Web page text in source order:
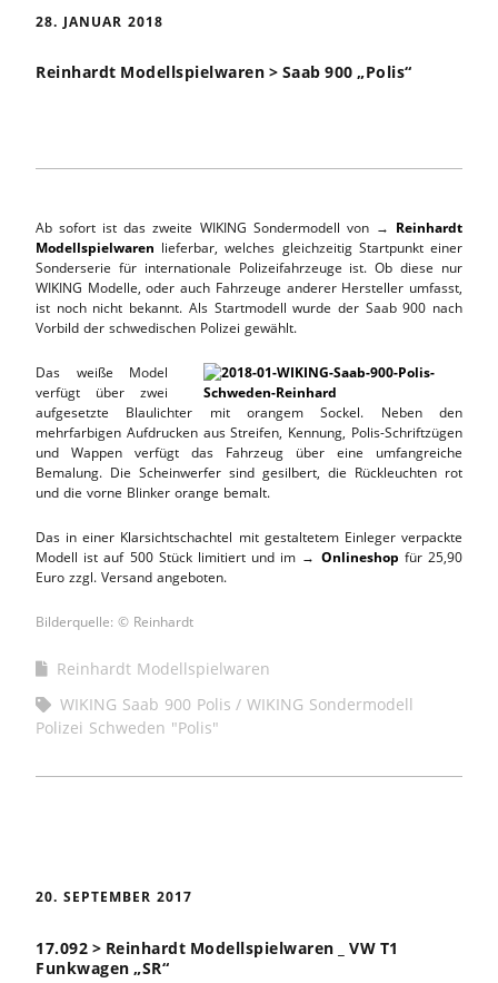
28. JANUAR 2018
Reinhardt Modellspielwaren > Saab 900 „Polis“
Ab sofort ist das zweite WIKING Sondermodell von → Reinhardt
Modellspielwaren lieferbar, welches gleichzeitig Startpunkt einer
Sonderserie für internationale Polizeifahrzeuge ist. Ob diese nur
WIKING Modelle, oder auch Fahrzeuge anderer Hersteller umfasst,
ist noch nicht bekannt. Als Startmodell wurde der Saab 900 nach
Vorbild der schwedischen Polizei gewählt.
Das weiße Model
verfügt über zwei
aufgesetzte Blaulichter mit orangem Sockel. Neben den
mehrfarbigen Aufdrucken aus Streifen, Kennung, Polis-Schriftzügen
und Wappen verfügt das Fahrzeug über eine umfangreiche
Bemalung. Die Scheinwerfer sind gesilbert, die Rückleuchten rot
und die vorne Blinker orange bemalt.
Das in einer Klarsichtschachtel mit gestaltetem Einleger verpackte
Modell ist auf 500 Stück limitiert und im → Onlineshop für 25,90
Euro zzgl. Versand angeboten.
Bilderquelle: © Reinhardt
Reinhardt Modellspielwaren
WIKING Saab 900 Polis
WIKING Sondermodell
Polizei Schweden "Polis"
20. SEPTEMBER 2017
17.092 > Reinhardt Modellspielwaren _ VW T1
Funkwagen „SR“